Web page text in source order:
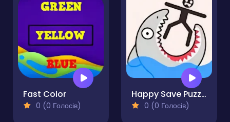
Fast Color
0 (0 Голосів)
Happy Save Puzzle
0 (0 Голосів)